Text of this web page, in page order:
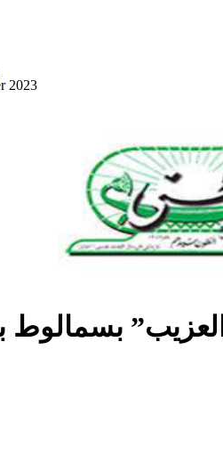
2023
بسمالوط